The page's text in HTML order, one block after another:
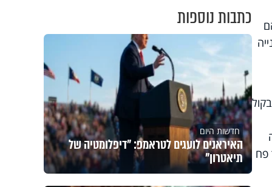
פח
כתבות נוספות
חדשות היום
האיראנים לועגים לטראמפ: "דיפלומטיה של
תיאטרון"